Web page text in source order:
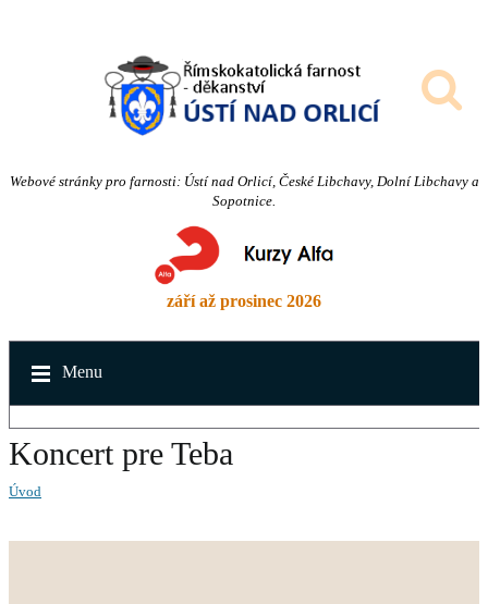
Webové stránky pro farnosti: Ústí nad Orlicí, České Libchavy, Dolní Libchavy a
Sopotnice.
září až prosinec 2026
Menu
Koncert pre Teba
Úvod